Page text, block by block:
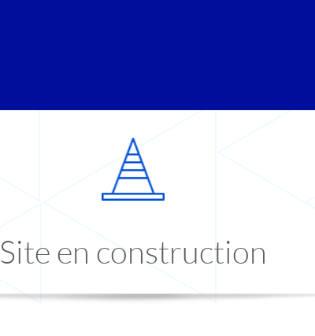
Site en construction